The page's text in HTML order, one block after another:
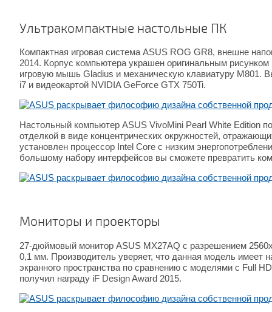
Ультракомпактные настольные ПК
Компактная игровая система ASUS ROG GR8, внешне
2014. Корпус компьютера украшен оригинальным
игровую мышь Gladius и механическую клавиатуру M801.
i7 и видеокартой NVIDIA GeForce GTX 750Ti.
Настольный компьютер ASUS VivoMini Pearl White Edition
отделкой в виде концентрических окружностей,
установлен процессор Intel Core с низким
большому набору интерфейсов вы сможете превратить
Мониторы и проекторы
27-дюймовый монитор ASUS MX27AQ с разрешением
0,1 мм. Производитель уверяет, что данная модель имеет
экранного пространства по сравнению с моделями с Full
получил награду iF Design Award 2015.